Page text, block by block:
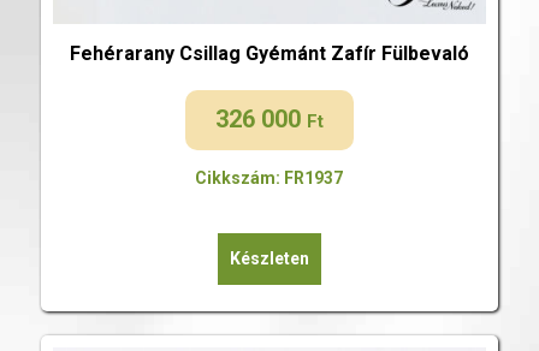
Fehérarany Csillag Gyémánt Zafír Fülbevaló
326 000 Ft
Cikkszám: FR1937
Készleten